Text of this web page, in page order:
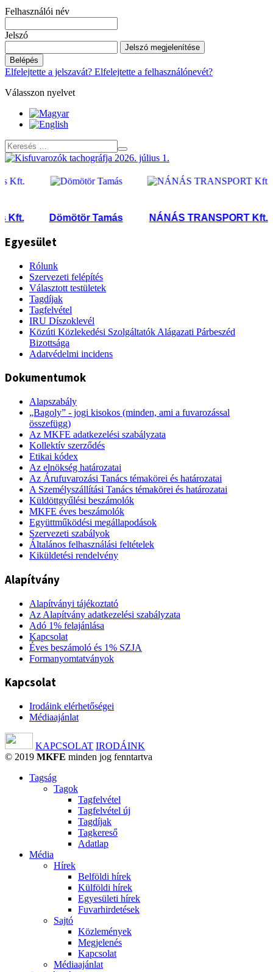
Felhasználói név
Jelszó
Jelszó megjelenítése
Belépés
Elfelejtette a jelszavát? Elfelejtette a felhasználónevét?
Válasszon nyelvet
Dömötör Tamás NÁNÁS TRANSPORT Kft.
Egyesület
Rólunk
Szervezeti felépítés
Választott testületek
Tagdíjak
Tagfelvétel
IRU Díszoklevél
Közúti Közlekedési Szolgáltatók Alágazati Párbeszéd
Bizottsága
Adatvédelmi incidens
Dokumentumok
Alapszabály
„Bagoly” - jogi kisokos (minden, ami a fuvarozással
összefügg)
Az MKFE adatkezelési szabályzata
Kollektív szerződés
Etikai kódex
Az elnökség határozatai
Az Árufuvarozási Tanács témakörei és határozatai
A Személyszállítási Tanács témakörei és határozatai
Küldöttgyűlési beszámolók
MKFE éves beszámolók
Együttműködési megállapodások
Szervezeti szabályok
Általános felhasználási feltételek
Kiküldetési rendelvény
Alapítvány
Alapítványi tájékoztató
Az Alapítvány adatkezelési szabályzata
Adó 1% felajánlása
Kapcsolat
Éves beszámoló és 1% SZJA
Formanyomtatványok
Kapcsolat
Irodáink elérhetőségei
Médiaajánlat
KAPCSOLAT IRODÁINK
© 2019 MKFE minden jog fenntartva
Tagság
Tagok
Tagfelvétel
Tagfelvétel új
Tagdíjak
Tagkereső
Adatlap
Média
Hírek
Belföldi hírek
Külföldi hírek
Egyesületi hírek
Fuvarhirdetések
Sajtó
Közlemények
Megjelenés
Kapcsolat
Médiaajánlat